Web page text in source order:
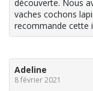
découverte. Nous
vaches cochons
recommande cette
Adeline
8 février 2021